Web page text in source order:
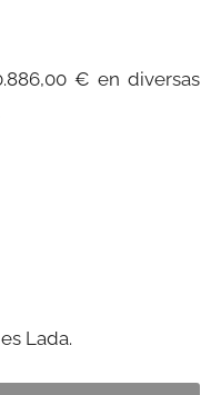
€ en diversas
Lada.